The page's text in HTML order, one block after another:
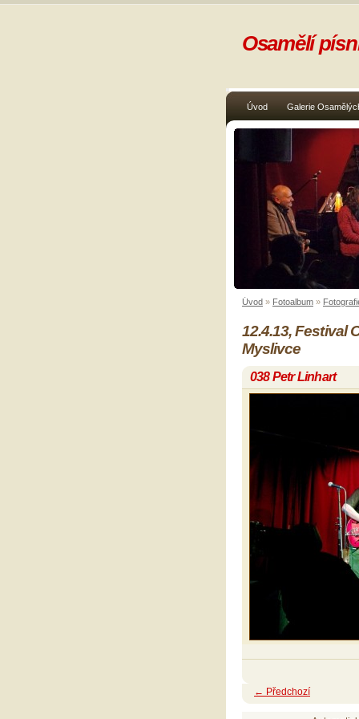
Úvod Galerie
Osamělí
Úvod » Fotoalbum »
12.4.13, Festival
Myslivce
038 Petr Linhart
← Předchozí